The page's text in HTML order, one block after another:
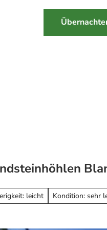
leicht Kondition: sehr